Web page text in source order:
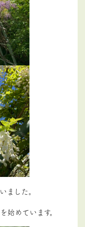
ました。
始めています。